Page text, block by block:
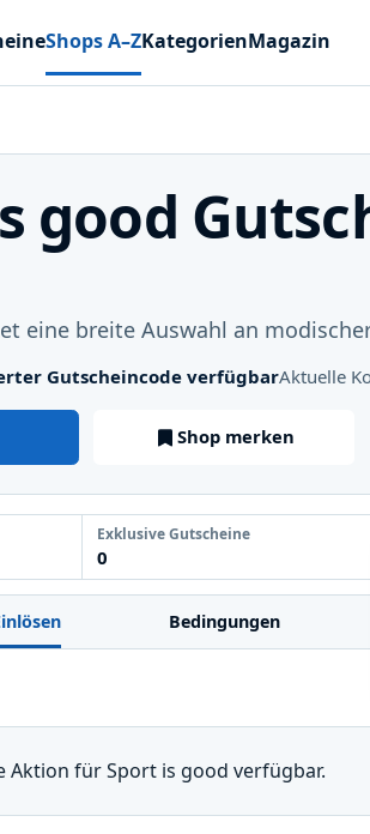
Shops A–ZKategorienMagazin
good
eine breite Auswahl an
Gutscheincode verfügbarAktuelle
Shop merken
Exklusive Gutscheine
0
Bedingungen
für Sport is good verfügbar.